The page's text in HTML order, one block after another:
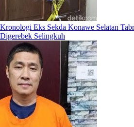
Kronologi Eks Sekda Konawe Selatan
Digerebek Selingkuh